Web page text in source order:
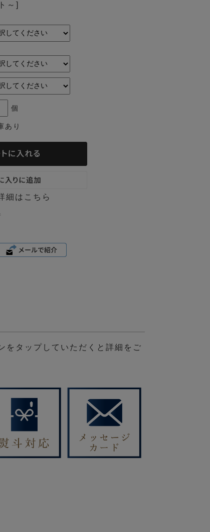
～]
個
あり
細はこちら
をタップしていただくと詳細をご